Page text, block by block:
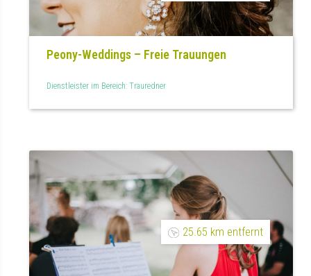
Peony-Weddings – Freie Trauungen
Dienstleister im Bereich: Trauredner
25.65 km entfernt